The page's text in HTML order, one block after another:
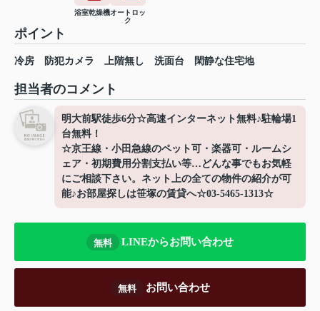
浴室乾燥機オートロッ
ク
ポイント
冷房 防犯カメラ 上階無し 洗面台 閑静な住宅地
担当者のコメント
明大前駅徒歩6分☆高速インターネット無料♪駐輪場1
台無料！
☆京王線・小田急線のペット可・楽器可・ルームシ
ェア・初期費用分割支払い等…どんな事でもお気軽
にご相談下さい。ネット上の全ての物件の紹介が可
能♪お部屋探しは笹塚の賃貸へ☆03-5465-1313☆
無料 LINEからお問い合わせ
無料 お問い合わせ